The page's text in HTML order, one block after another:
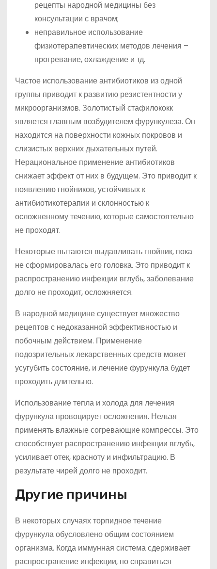
рецепты народной медицины без
консультации с врачом;
неправильное использование
физиотерапевтических методов лечения –
прогревание, охлаждение и тд.
Частое использование антибиотиков из одной
группы приводит к развитию резистентности у
микроорганизмов. Золотистый стафилококк
является главным возбудителем фурункулеза. Он
находится на поверхности кожных покровов и
слизистых верхних дыхательных путей.
Нерациональное применение антибиотиков
снижает эффект от них в будущем. Это приводит к
появлению гнойников, устойчивых к
антибиотикотерапии и склонностью к
осложненному течению, которые самостоятельно
не проходят.
Некоторые пытаются выдавливать гнойник, пока
не сформировалась его головка. Это приводит к
распространению инфекции вглубь, заболевание
долго не проходит, осложняется.
В народной медицине существует множество
рецептов с недоказанной эффективностью и
побочным действием. Применение
подозрительных лекарственных средств может
усугубить состояние, и лечение фурункула будет
проходить длительно.
Использование тепла и холода для лечения
фурункула провоцирует осложнения. Нельзя
применять влажные согревающие компрессы. Это
способствует распространению инфекции вглубь,
усиливает отек, красноту и инфильтрацию. В
результате чирей долго не проходит.
Другие причины
В некоторых случаях торпидное течение
фурункула обусловлено общим состоянием
организма. Когда иммунная система сдерживает
распространение инфекции, но справиться